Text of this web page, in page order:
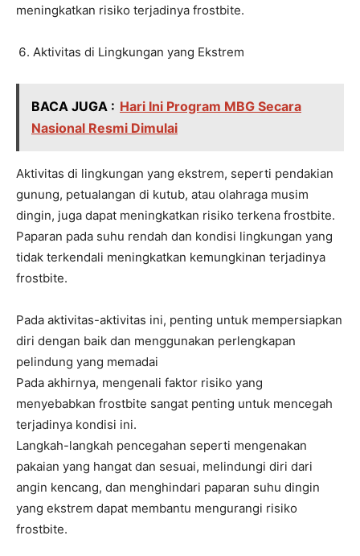
meningkatkan risiko terjadinya frostbite.
Aktivitas di Lingkungan yang Ekstrem
BACA JUGA : Hari Ini Program MBG Secara
Nasional Resmi Dimulai
Aktivitas di lingkungan yang ekstrem, seperti pendakian
gunung, petualangan di kutub, atau olahraga musim
dingin, juga dapat meningkatkan risiko terkena frostbite.
Paparan pada suhu rendah dan kondisi lingkungan yang
tidak terkendali meningkatkan kemungkinan terjadinya
frostbite.
Pada aktivitas-aktivitas ini, penting untuk mempersiapkan
diri dengan baik dan menggunakan perlengkapan
pelindung yang memadai
Pada akhirnya, mengenali faktor risiko yang
menyebabkan frostbite sangat penting untuk mencegah
terjadinya kondisi ini.
Langkah-langkah pencegahan seperti mengenakan
pakaian yang hangat dan sesuai, melindungi diri dari
angin kencang, dan menghindari paparan suhu dingin
yang ekstrem dapat membantu mengurangi risiko
frostbite.